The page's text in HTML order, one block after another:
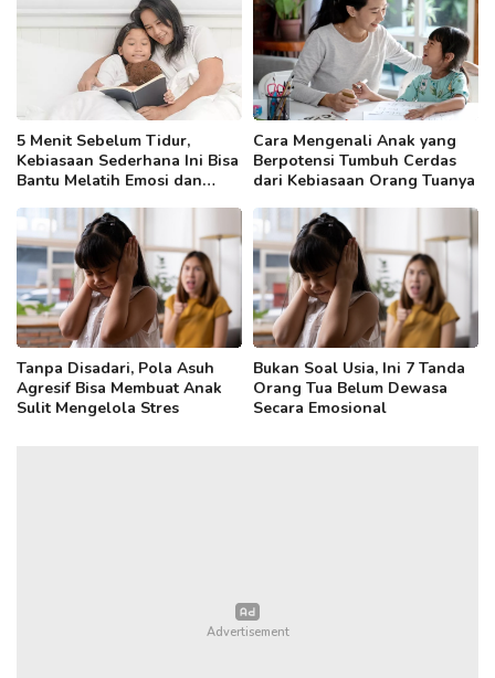
5 Menit Sebelum Tidur,
Kebiasaan Sederhana Ini Bisa
Bantu Melatih Emosi dan
Cara Mengenali Anak yang
Berpotensi Tumbuh Cerdas
dari Kebiasaan Orang Tuanya
Tanpa Disadari, Pola Asuh
Agresif Bisa Membuat Anak
Sulit Mengelola Stres
Bukan Soal Usia, Ini 7 Tanda
Orang Tua Belum Dewasa
Secara Emosional